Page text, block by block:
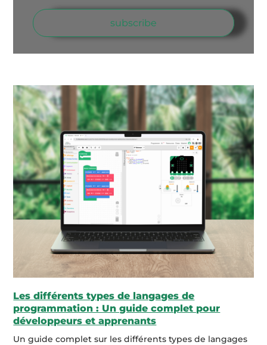
subscribe
Les différents types de langages de
programmation : Un guide complet pour
développeurs et apprenants
Un guide complet sur les différents types de langages